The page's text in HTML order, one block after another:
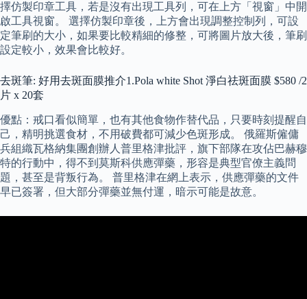
擇仿製印章工具，若是沒有出現工具列，可在上方「視窗」中開
啟工具視窗。 選擇仿製印章後，上方會出現調整控制列，可設
定筆刷的大小，如果要比較精細的修整，可將圖片放大後，筆刷
設定較小，效果會比較好。
去斑筆: 好用去斑面膜推介1.Pola white Shot 淨白祛斑面膜 $580 /2
片 x 20套
優點：戒口看似簡單，也有其他食物作替代品，只要時刻提醒自
己，精明挑選食材，不用破費都可減少色斑形成。 俄羅斯僱傭
兵組織瓦格納集團創辦人普里格津批評，旗下部隊在攻佔巴赫穆
特的行動中，得不到莫斯科供應彈藥，形容是典型官僚主義問
題，甚至是背叛行為。 普里格津在網上表示，供應彈藥的文件
早已簽署，但大部分彈藥並無付運，暗示可能是故意。